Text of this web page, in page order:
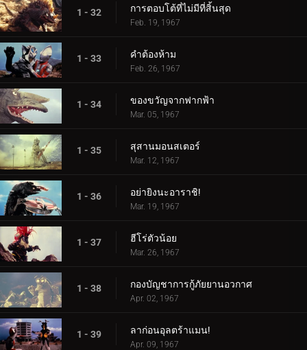
1 - 32 การตอบโต้ที่ไม่มีที่สิ้นสุด
Feb. 19, 1967
1 - 33 คำต้องห้าม
Feb. 26, 1967
1 - 34 ของขวัญจากฟากฟ้า
Mar. 05, 1967
1 - 35 สุสานมอนสเตอร์
Mar. 12, 1967
1 - 36 อย่ายิงนะอาราชิ!
Mar. 19, 1967
1 - 37 ฮีโร่ตัวน้อย
Mar. 26, 1967
1 - 38 กองบัญชาการกู้ภัยยานอวกาศ
Apr. 02, 1967
1 - 39 ลาก่อนอุลตร้าแมน!
Apr. 09, 1967